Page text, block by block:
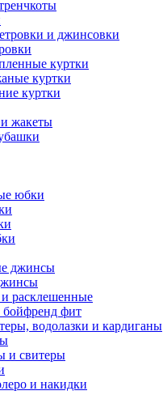
и джинсовки
куртки
куртки
куртки
жакеты
юбки
джинсы
расклешенные
фит
водолазки и кардиганы
и свитеры
и накидки